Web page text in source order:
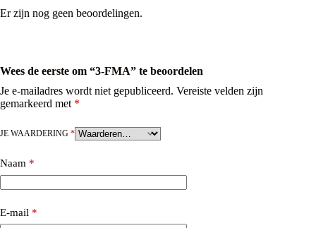
Er zijn nog geen beoordelingen.
Wees de eerste om “3-FMA” te beoordelen
Je e-mailadres wordt niet gepubliceerd. Vereiste velden zijn
gemarkeerd met *
JE WAARDERING *
Naam *
E-mail *